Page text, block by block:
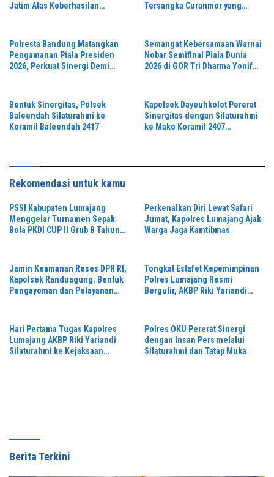
Jatim Atas Keberhasilan
Tersangka Curanmor yang
Polresta Bandung Matangkan
Pengamanan Piala Presiden
2026, Perkuat Sinergi Demi
Semangat Kebersamaan Warnai
Nobar Semifinal Piala Dunia
2026 di GOR Tri Dharma Yonif
Bentuk Sinergitas, Polsek
Baleendah Silaturahmi ke
Koramil Baleendah 2417
Kapolsek Dayeuhkolot Pererat
Sinergitas dengan Silaturahmi
ke Mako Koramil 2407
Rekomendasi untuk kamu
PSSI Kabupaten Lumajang
Menggelar Turnamen Sepak
Bola PKDI CUP II Grub B Tahun
Perkenalkan Diri Lewat Safari
Jumat, Kapolres Lumajang Ajak
Warga Jaga Kamtibmas
Jamin Keamanan Reses DPR RI,
Kapolsek Randuagung: Bentuk
Pengayoman dan Pelayanan
Tongkat Estafet Kepemimpinan
Polres Lumajang Resmi
Bergulir, AKBP Riki Yariandi
Hari Pertama Tugas Kapolres
Lumajang AKBP Riki Yariandi
Silaturahmi ke Kejaksaan
Polres OKU Pererat Sinergi
dengan Insan Pers melalui
Silaturahmi dan Tatap Muka
Berita Terkini